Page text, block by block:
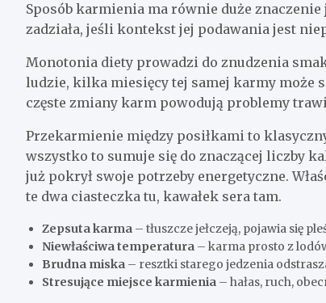
Sposób karmienia ma równie duże
zadziała, jeśli kontekst jej podawania jest
Monotonia diety prowadzi do znudzenia
ludzie, kilka miesięcy tej samej karmy może
częste zmiany karm powodują problemy
Przekarmienie między posiłkami to
wszystko to sumuje się do znaczącej liczby
już pokrył swoje potrzeby energetyczne.
te dwa ciasteczka tu, kawałek sera tam.
Zepsuta karma – tłuszcze jełczeją, pojawia się
Niewłaściwa temperatura – karma prosto z
Brudna miska – resztki starego jedzenia
Stresujące miejsce karmienia – hałas, ruch,